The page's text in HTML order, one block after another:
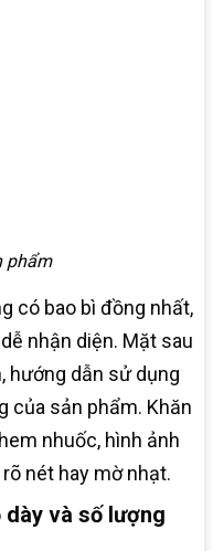
phẩm
có bao bì đồng nhất,
nhận diện. Mặt sau
hướng dẫn sử dụng
của sản phẩm. Khăn
nhuốc, hình ảnh
nét hay mờ nhạt.
và số lượng